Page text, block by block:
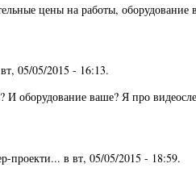
цены на работы, оборудование
вт, 05/05/2015 - 16:13.
оборудование ваше? Я про
проекти... в вт, 05/05/2015 - 18:59.